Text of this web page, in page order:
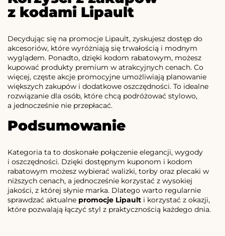
z kodami Lipault
Decydując się na promocje Lipault, zyskujesz dostęp do
akcesoriów, które wyróżniają się trwałością i modnym
wyglądem. Ponadto, dzięki kodom rabatowym, możesz
kupować produkty premium w atrakcyjnych cenach. Co
więcej, częste akcje promocyjne umożliwiają planowanie
większych zakupów i dodatkowe oszczędności. To idealne
rozwiązanie dla osób, które chcą podróżować stylowo,
a jednocześnie nie przepłacać.
Podsumowanie
Kategoria ta to doskonałe połączenie elegancji, wygody
i oszczędności. Dzięki dostępnym kuponom i kodom
rabatowym możesz wybierać walizki, torby oraz plecaki w
niższych cenach, a jednocześnie korzystać z wysokiej
jakości, z której słynie marka. Dlatego warto regularnie
sprawdzać aktualne promocje Lipault i korzystać z okazji,
które pozwalają łączyć styl z praktycznością każdego dnia.